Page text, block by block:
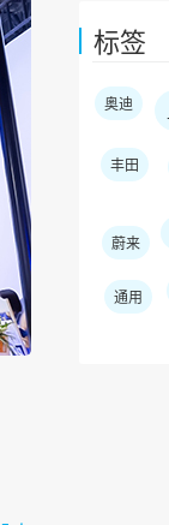
标签
奥迪
丰田
蔚来
通用